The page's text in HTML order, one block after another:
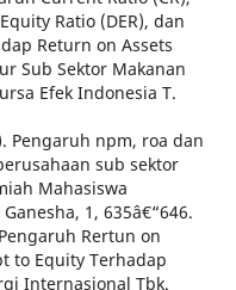
Ratio (DER), dan
Return on Assets
Sub Sektor Makanan
Efek Indonesia T.
Pengaruh npm, roa dan
sub sektor
Mahasiswa
1, 635â€“646.
Rertun on
to Equity Terhadap
Internasional Tbk.